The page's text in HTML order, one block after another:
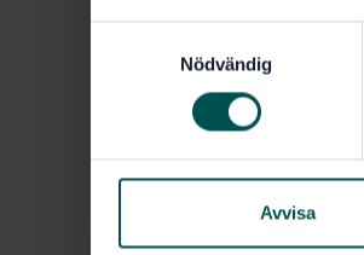
Nödvändig
Avvisa
◼ Ny
MFD och
hög
–